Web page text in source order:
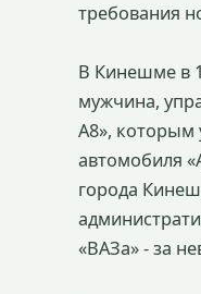
требования
В Кинешме в
мужчина,
А8», которым
автомобиля
города
«ВАЗа» - за